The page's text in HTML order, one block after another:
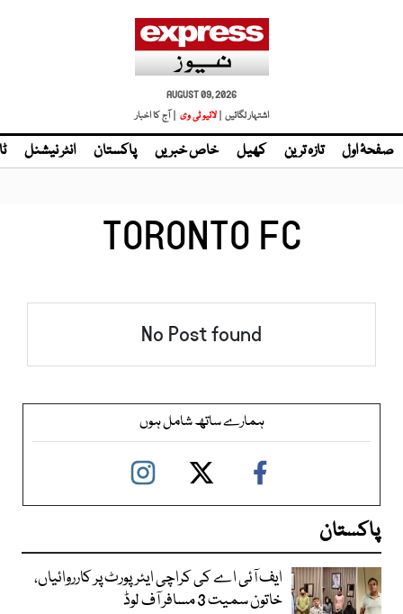
AUGUST 09, 2026
اشتہار لگائیں | لائیو ٹی وی | آج کا اخبار
صفحۂ اول تازہ ترین کھیل خاص خبریں پاکستان انٹر نیشنل
TORONTO FC
No Post found
ہمارے ساتھ شامل ہوں
پاکستان
ایف آئی اے کی کراچی ایئرپورٹ پر کارروائیاں،
خاتون سمیت 3 مسافر آف لوڈ